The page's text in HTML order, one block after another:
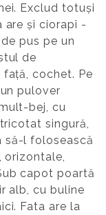
Exclud totuși
are și ciorapi -
pus pe un
de
cochet. Pe
pulover
bej, cu
singură,
să-l folosească
orizontale,
capot poartă
alb, cu buline
Fata are la